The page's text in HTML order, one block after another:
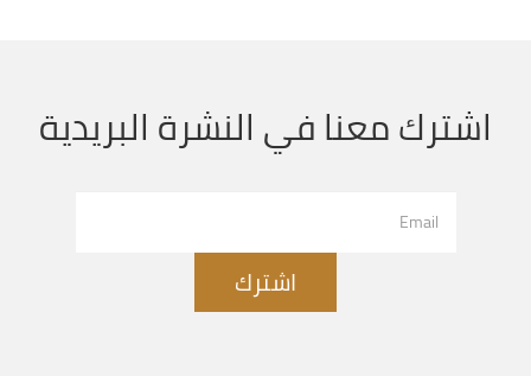
اشترك معنا في النشرة البريدية
اشترك